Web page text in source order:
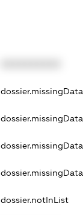
dossier.missingData
dossier.missingData
dossier.missingData
dossier.missingData
dossier.notInList